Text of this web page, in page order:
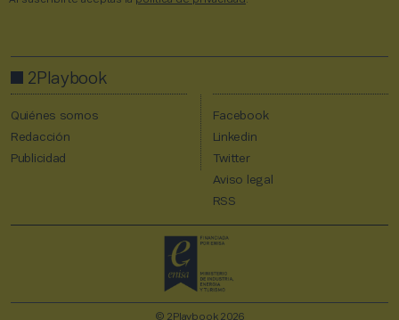
2Playbook
Quiénes somos
Redacción
Publicidad
Facebook
Linkedin
Twitter
Aviso legal
RSS
© 2Playbook 2026